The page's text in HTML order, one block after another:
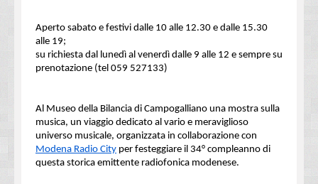
Aperto sabato e festivi dalle 10 alle 12.30 e dalle 15.30
alle 19;
su richiesta dal lunedì al venerdì dalle 9 alle 12 e sempre su
prenotazione (tel 059 527133)
Al Museo della Bilancia di Campogalliano una mostra sulla
musica, un viaggio dedicato al vario e meraviglioso
universo musicale, organizzata in collaborazione con
Modena Radio City per festeggiare il 34° compleanno di
questa storica emittente radiofonica modenese.